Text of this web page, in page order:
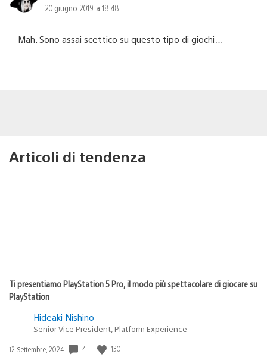
20 giugno 2019 a 18:48
Mah. Sono assai scettico su questo tipo di giochi…
Articoli di tendenza
Ti presentiamo PlayStation 5 Pro, il modo più spettacolare di giocare su
PlayStation
Hideaki Nishino
Senior Vice President, Platform Experience
Data
12 Settembre, 2024 4 130